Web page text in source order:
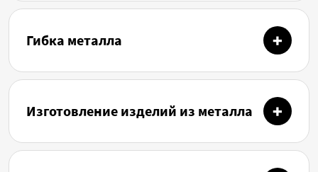
Гибка металла
Изготовление изделий из металла